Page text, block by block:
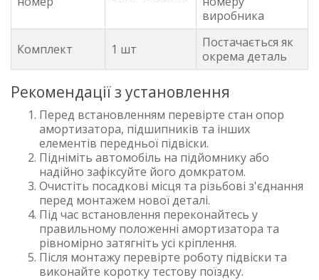
виробника
Комплект 1 шт
Постачається як
окрема деталь
Рекомендації з установлення
Перед встановленням перевірте стан опор
амортизатора, підшипників та інших
елементів передньої підвіски.
Підніміть автомобіль на підйомнику або
надійно зафіксуйте його домкратом.
Очистіть посадкові місця та різьбові з'єднання
перед монтажем нової деталі.
Під час встановлення переконайтесь у
правильному положенні амортизатора та
рівномірно затягніть усі кріплення.
Після монтажу перевірте роботу підвіски та
виконайте коротку тестову поїздку.